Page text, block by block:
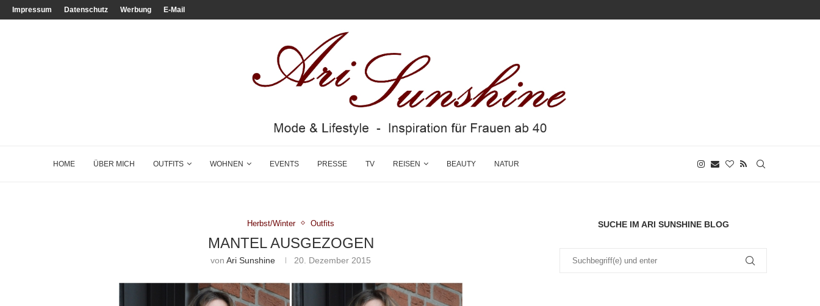
Impressum Datenschutz Werbung E-Mail
HOME ÜBER MICH OUTFITS WOHNEN EVENTS PRESSE TV REISEN BEAUTY NATUR
Herbst/Winter Outfits
MANTEL AUSGEZOGEN
vonAri Sunshine 20. Dezember 2015
SUCHE IM ARI SUNSHINE BLOG